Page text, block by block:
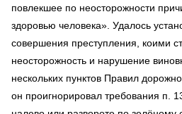
повлекшее по неосторожности
здоровью человека». Удалось
совершения преступления, коими
неосторожность и нарушение
нескольких пунктов Правил
он проигнорировал требования п.